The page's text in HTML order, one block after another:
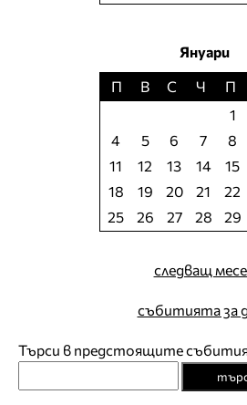
Януари
П
В С Ч П
1
4
5 6 7 8
11
12 13 14 15
18
19 20 21 22
25
26 27 28 29
следващ
събитията за
Търси в предстоящите